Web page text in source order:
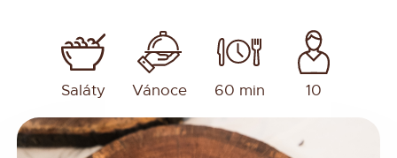
Saláty Vánoce 60 min 10